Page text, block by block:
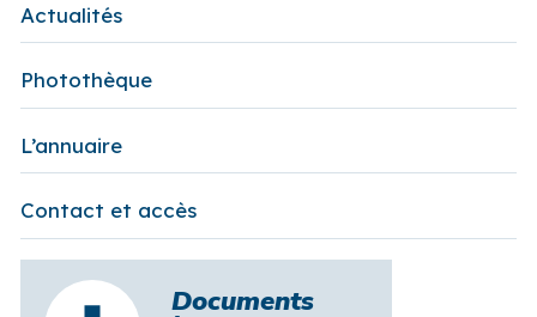
Actualités
Photothèque
L’annuaire
Contact et accès
Documents